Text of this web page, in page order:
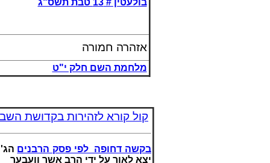
בולעטין # 13 טבת תשס"ג
אזהרה חמורה
מלחמת השם חלק י"ט
קול קורא לזהירות בקדושת
בקשה דחופה לפי פסק הרבנים
יצא לאור על ידי הרב אשר וועבער